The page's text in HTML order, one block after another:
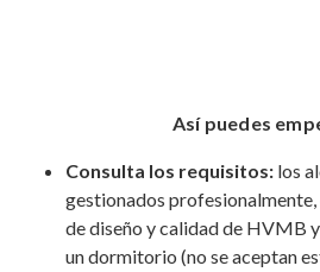
Así puedes
Consulta los requisitos: los
gestionados
de diseño y calidad de HVMB
un dormitorio (no se aceptan